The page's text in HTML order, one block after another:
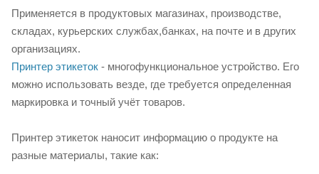
Применяется в продуктовых магазинах, производстве,
складах, курьерских службах,банках, на почте и в других
организациях.
Принтер этикеток - многофункциональное устройство. Его
можно использовать везде, где требуется определенная
маркировка и точный учёт товаров.
Принтер этикеток наносит информацию о продукте на
разные материалы, такие как: